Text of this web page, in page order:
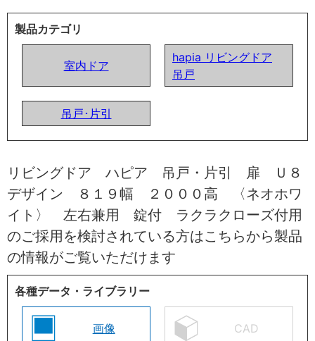
製品カテゴリ
室内ドア
hapia リビングドア
吊戸
吊戸･片引
リビングドア ハピア 吊戸・片引 扉 Ｕ８
デザイン ８１９幅 ２０００高 〈ネオホワ
イト〉 左右兼用 錠付 ラクラクローズ付用
のご採用を検討されている方はこちらから製品
の情報がご覧いただけます
各種データ・ライブラリー
画像 CAD